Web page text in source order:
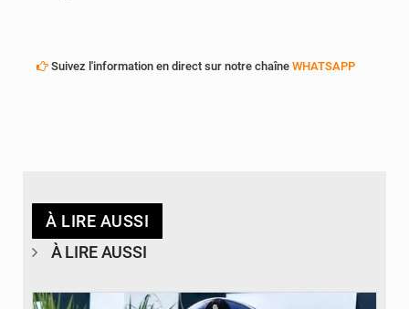
Suivez l'information en direct sur notre chaîne WHATSAPP
À LIRE AUSSI
À LIRE AUSSI